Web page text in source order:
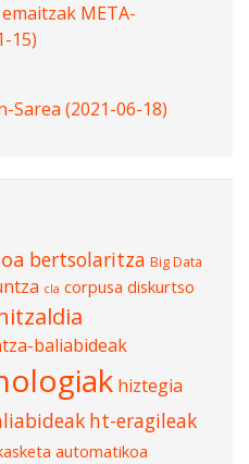
META-
15)
Sarea (2021-06-18)
bertsolaritza Big Data
cla corpusa diskurtso
baliabideak
hiztegia
ht-eragileak
automatikoa